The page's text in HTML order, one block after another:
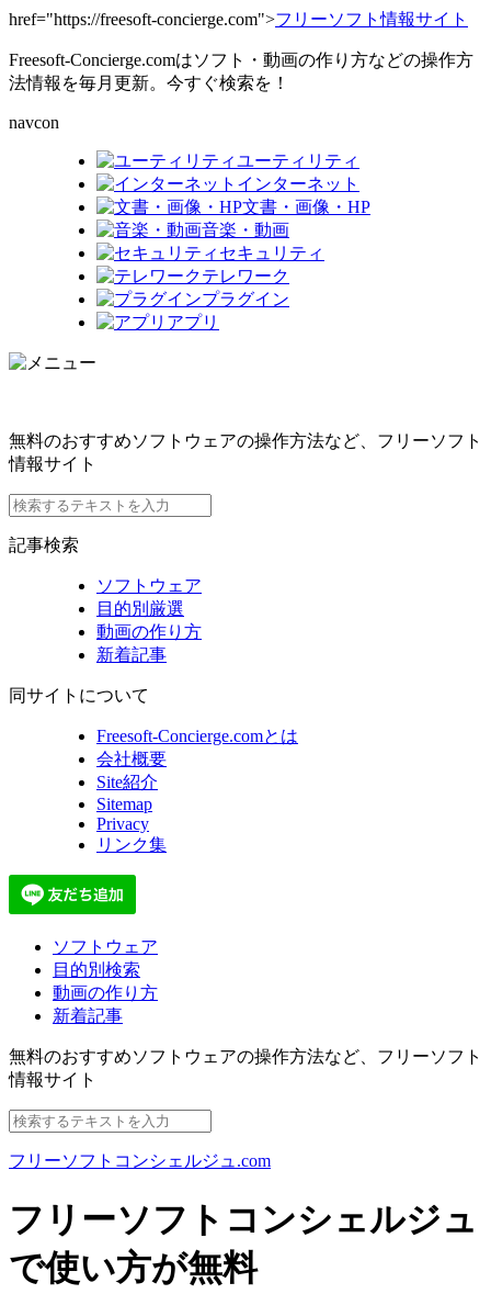
href="https://freesoft-concierge.com">フリーソフト情報サイト
Freesoft-Concierge.comはソフト・動画の作り方などの操作方
法情報を毎月更新。今すぐ検索を！
navcon
ユーティリティ
インターネット
文書・画像・HP
音楽・動画
セキュリティ
テレワーク
プラグイン
アプリ
無料のおすすめソフトウェアの操作方法など、フリーソフト
情報サイト
記事検索
ソフトウェア
目的別厳選
動画の作り方
新着記事
同サイトについて
Freesoft-Concierge.comとは
会社概要
Site紹介
Sitemap
Privacy
リンク集
ソフトウェア
目的別検索
動画の作り方
新着記事
無料のおすすめソフトウェアの操作方法など、 フリーソフト
情報サイト
フリーソフトコンシェルジュ.com
フリーソフトコンシェルジュ
で使い方が無料